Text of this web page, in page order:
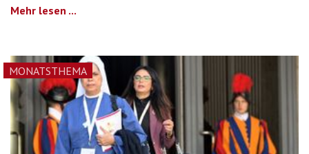
Mehr lesen ...
MONATSTHEMA